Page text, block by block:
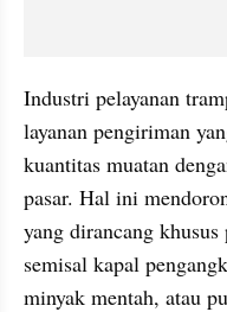
Industri pelayanan
layanan pengiriman
kuantitas muatan
pasar. Hal ini
yang dirancang
semisal kapal
minyak mentah, atau